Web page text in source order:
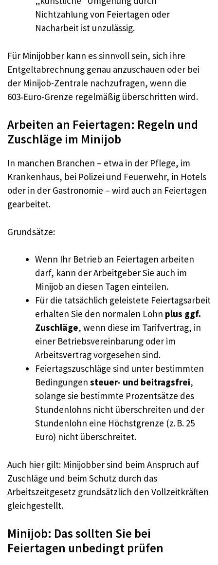
Nichtzahlung von Feiertagen oder
Nacharbeit ist unzulässig.
Für Minijobber kann es sinnvoll sein, sich ihre
Entgeltabrechnung genau anzuschauen oder bei
der Minijob-Zentrale nachzufragen, wenn die
603‑Euro-Grenze regelmäßig überschritten wird.
Arbeiten an Feiertagen: Regeln und
Zuschläge im Minijob
In manchen Branchen – etwa in der Pflege, im
Krankenhaus, bei Polizei und Feuerwehr, in Hotels
oder in der Gastronomie – wird auch an Feiertagen
gearbeitet.
Grundsätze:
Wenn Ihr Betrieb an Feiertagen arbeiten
darf, kann der Arbeitgeber Sie auch im
Minijob an diesen Tagen einteilen.
Für die tatsächlich geleistete Feiertagsarbeit
erhalten Sie den normalen Lohn plus ggf.
Zuschläge, wenn diese im Tarifvertrag, in
einer Betriebsvereinbarung oder im
Arbeitsvertrag vorgesehen sind.
Feiertagszuschläge sind unter bestimmten
Bedingungen steuer- und beitragsfrei,
solange sie bestimmte Prozentsätze des
Stundenlohns nicht überschreiten und der
Stundenlohn eine Höchstgrenze (z. B. 25
Euro) nicht überschreitet.
Auch hier gilt: Minijobber sind beim Anspruch auf
Zuschläge und beim Schutz durch das
Arbeitszeitgesetz grundsätzlich den Vollzeitkräften
gleichgestellt.
Minijob: Das sollten Sie bei
Feiertagen unbedingt prüfen